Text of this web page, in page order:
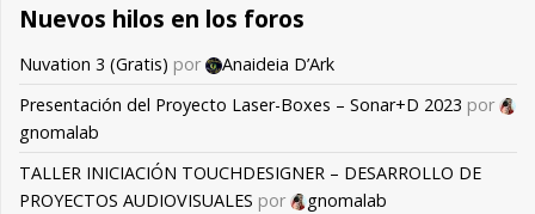
Nuevos hilos en los foros
Nuvation 3 (Gratis) por
Anaideia D’Ark
Presentación del Proyecto Laser-Boxes – Sonar+D 2023 por
gnomalab
TALLER INICIACIÓN TOUCHDESIGNER – DESARROLLO DE
PROYECTOS AUDIOVISUALES por
gnomalab